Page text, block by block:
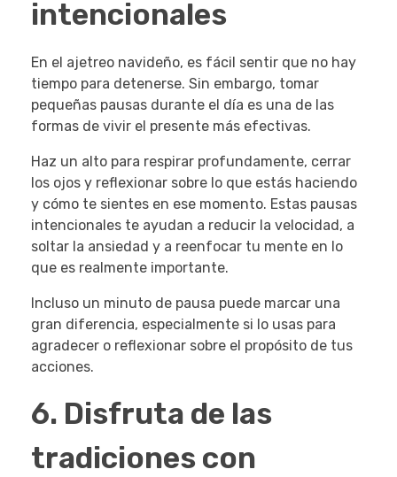
intencionales
En el ajetreo navideño, es fácil sentir que no hay
tiempo para detenerse. Sin embargo, tomar
pequeñas pausas durante el día es una de las
formas de vivir el presente más efectivas.
Haz un alto para respirar profundamente, cerrar
los ojos y reflexionar sobre lo que estás haciendo
y cómo te sientes en ese momento. Estas pausas
intencionales te ayudan a reducir la velocidad, a
soltar la ansiedad y a reenfocar tu mente en lo
que es realmente importante.
Incluso un minuto de pausa puede marcar una
gran diferencia, especialmente si lo usas para
agradecer o reflexionar sobre el propósito de tus
acciones.
6. Disfruta de las
tradiciones con